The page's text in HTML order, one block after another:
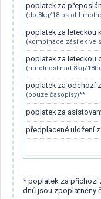
poplatek za
(do 8kg/18lbs of
poplatek za leteckou
(kombinace zásilek ve
poplatek za leteckou
(hmotnost nad 8kg/
poplatek za odchozí
(pouze časopisy)**
poplatek za
předplacené uložení
* poplatek za příchozí
dnů jsou zpoplatněny